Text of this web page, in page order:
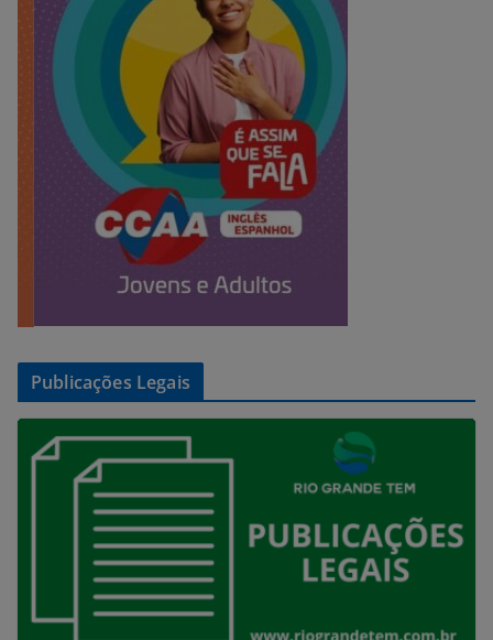
Publicações Legais